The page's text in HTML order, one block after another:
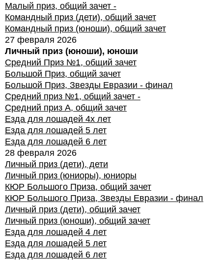
Малый приз, общий зачет -
Командный приз (дети), общий зачет
Командный приз (юноши), общий зачет
27 февраля 2026
Личный приз (юноши), юноши
Средний Приз №1, общий зачет
Большой Приз, общий зачет
Большой Приз, Звезды Евразии - финал
Средний приз №1, общий зачет -
Средний приз А, общий зачет
Езда для лошадей 4х лет
Езда для лошадей 5 лет
Езда для лошадей 6 лет
28 февраля 2026
Личный приз (дети), дети
Личный приз (юниоры), юниоры
КЮР Большого Приза, общий зачет
КЮР Большого Приза, Звезды Евразии - финал
Личный приз (дети), общий зачет
Личный приз (юноши), общий зачет
Езда для лошадей 4 лет
Езда для лошадей 5 лет
Езда для лошадей 6 лет